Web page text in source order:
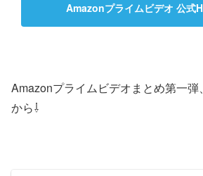
Amazonプライムビデオ 公式
Amazonプライムビデオまとめ第一弾
から⇩